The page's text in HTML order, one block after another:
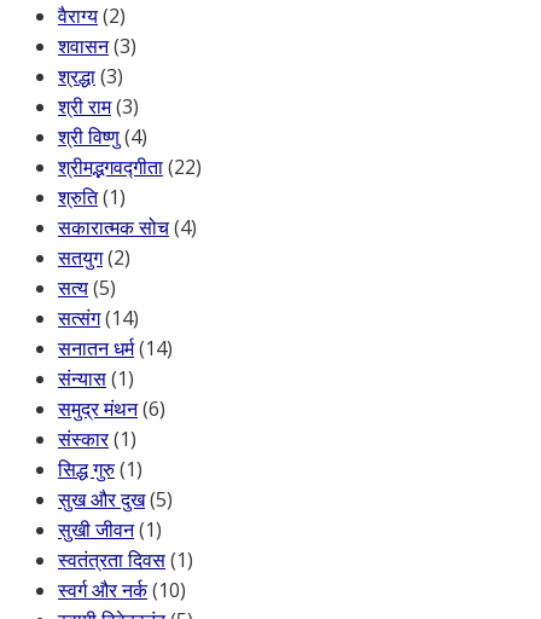
वैराग्य(2)
शवासन(3)
श्रद्धा(3)
श्री राम(3)
श्री विष्णु(4)
श्रीमद्भगवद्गीता(22)
श्रुति(1)
सकारात्मक सोच(4)
सतयुग(2)
सत्य(5)
सत्संग(14)
सनातन धर्म(14)
संन्यास(1)
समुद्र मंथन(6)
संस्कार(1)
सिद्ध गुरु(1)
सुख और दुख(5)
सुखी जीवन(1)
स्वतंत्रता दिवस(1)
स्वर्ग और नर्क(10)